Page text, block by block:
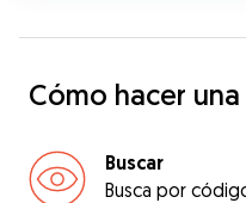
Cómo hacer
Buscar
Busca por